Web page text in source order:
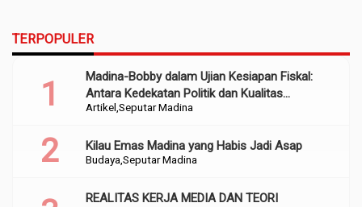
TERPOPULER
Artikel Seputar Madina
Madina-Bobby dalam Ujian Kesiapan Fiskal:
Antara Kedekatan Politik dan Kualitas
Perencanaan
Budaya Seputar Madina
Kilau Emas Madina yang Habis Jadi Asap
REALITAS KERJA MEDIA DAN TEORI